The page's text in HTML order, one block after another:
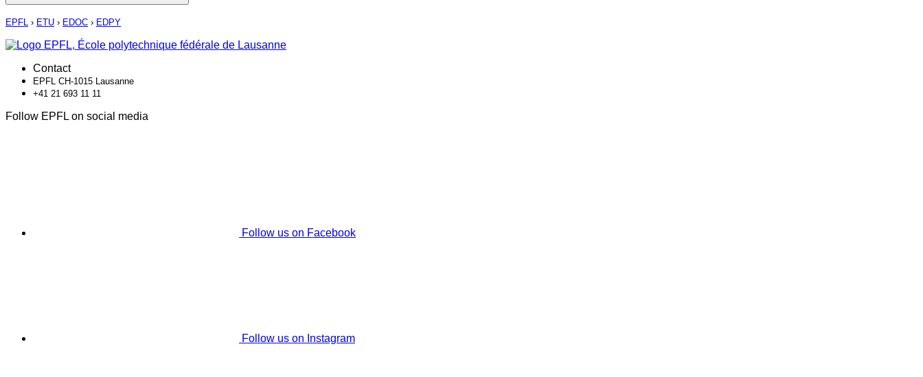
EPFL › ETU › EDOC › EDPY
Contact
EPFL CH-1015 Lausanne
+41 21 693 11 11
Follow EPFL on social media
Follow us on Facebook
Follow us on Instagram